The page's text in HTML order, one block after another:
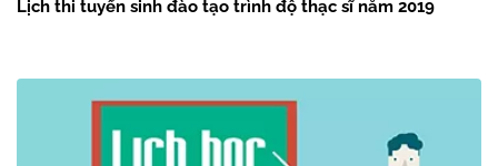
Lịch thi tuyến sinh đào tạo trình độ thạc sĩ năm 2019